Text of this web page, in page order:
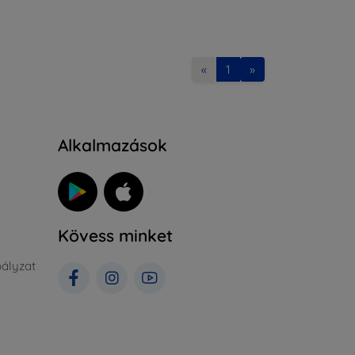
« 1 »
Alkalmazások
Kövess minket